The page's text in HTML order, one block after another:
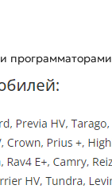
и программаторами